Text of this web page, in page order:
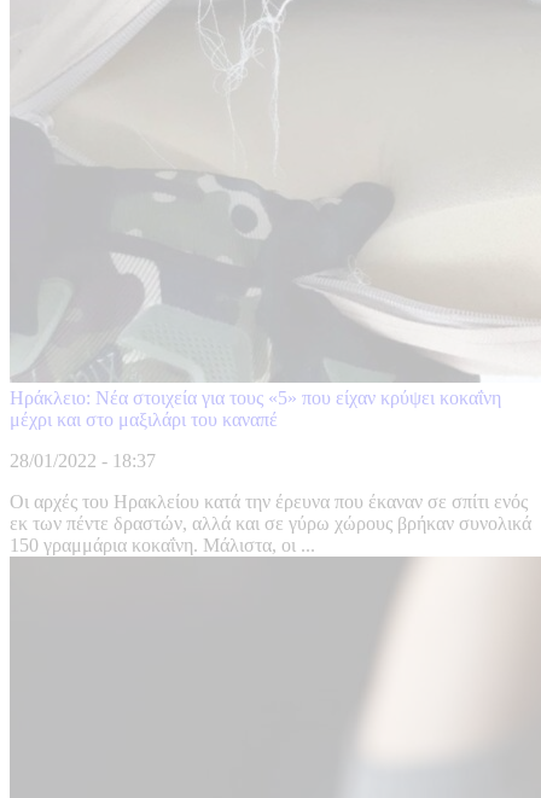
Ηράκλειο: Νέα στοιχεία για τους «5» που είχαν κρύψει κοκαΐνη
μέχρι και στο μαξιλάρι του καναπέ
28/01/2022 - 18:37
Οι αρχές του Ηρακλείου κατά την έρευνα που έκαναν σε σπίτι ενός
εκ των πέντε δραστών, αλλά και σε γύρω χώρους βρήκαν συνολικά
150 γραμμάρια κοκαΐνη. Μάλιστα, οι ...